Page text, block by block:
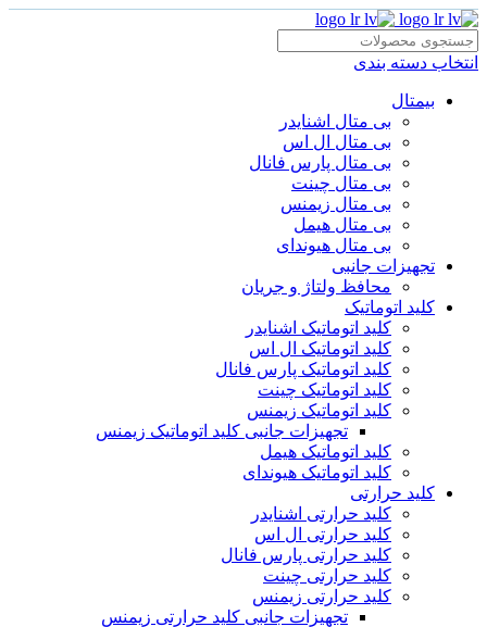
انتخاب دسته بندی
بیمتال
بی متال اشنایدر
بی متال ال اس
بی متال پارس فانال
بی متال چینت
بی متال زیمنس
بی متال هیمل
بی متال هیوندای
تجهیزات جانبی
محافظ ولتاژ و‌ جریان
کلید اتوماتیک
کلید اتوماتیک اشنایدر
کلید اتوماتیک ال اس
کلید اتوماتیک پارس فانال
کلید اتوماتیک چینت
کلید اتوماتیک زیمنس
تجهیزات جانبی کلید اتوماتیک زیمنس
کلید اتوماتیک هیمل
کلید اتوماتیک هیوندای
کلید حرارتی
کلید حرارتی اشنایدر
کلید حرارتی ال اس
کلید حرارتی پارس فانال
کلید حرارتی چینت
کلید حرارتی زیمنس
تجهیزات جانبی کلید حرارتی زیمنس